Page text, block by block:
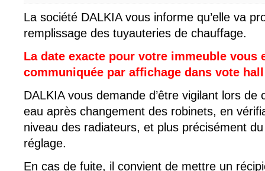
La société DALKIA vous informe qu’elle va
remplissage des tuyauteries de chauffage.
La date exacte pour votre immeuble vous
communiquée par affichage dans vote hall
DALKIA vous demande d’être vigilant lors
eau après changement des robinets, en
niveau des radiateurs, et plus précisément
réglage.
En cas de fuite, il convient de mettre un